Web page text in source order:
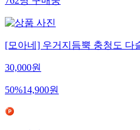
762명구매중
[모아네] 우거지듬뿍 충청도 다
30,000원
50%14,900원